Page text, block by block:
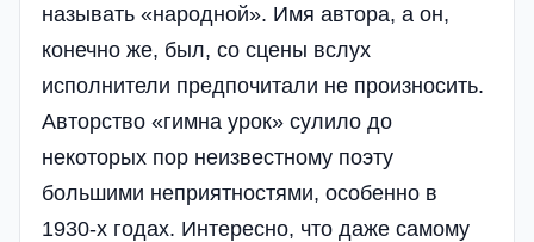
называть «народной». Имя автора, а он,
конечно же, был, со сцены вслух
исполнители предпочитали не произносить.
Авторство «гимна урок» сулило до
некоторых пор неизвестному поэту
большими неприятностями, особенно в
1930-х годах. Интересно, что даже самому